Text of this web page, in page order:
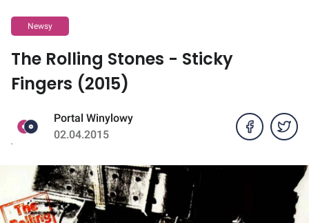
Newsy
The Rolling Stones - Sticky
Fingers (2015)
Portal Winylowy
02.04.2015